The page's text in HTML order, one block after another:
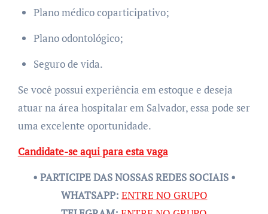
Plano médico coparticipativo;
Plano odontológico;
Seguro de vida.
Se você possui experiência em estoque e deseja
atuar na área hospitalar em Salvador, essa pode ser
uma excelente oportunidade.
Candidate-se aqui para esta vaga
• PARTICIPE DAS NOSSAS REDES SOCIAIS •
WHATSAPP: ENTRE NO GRUPO